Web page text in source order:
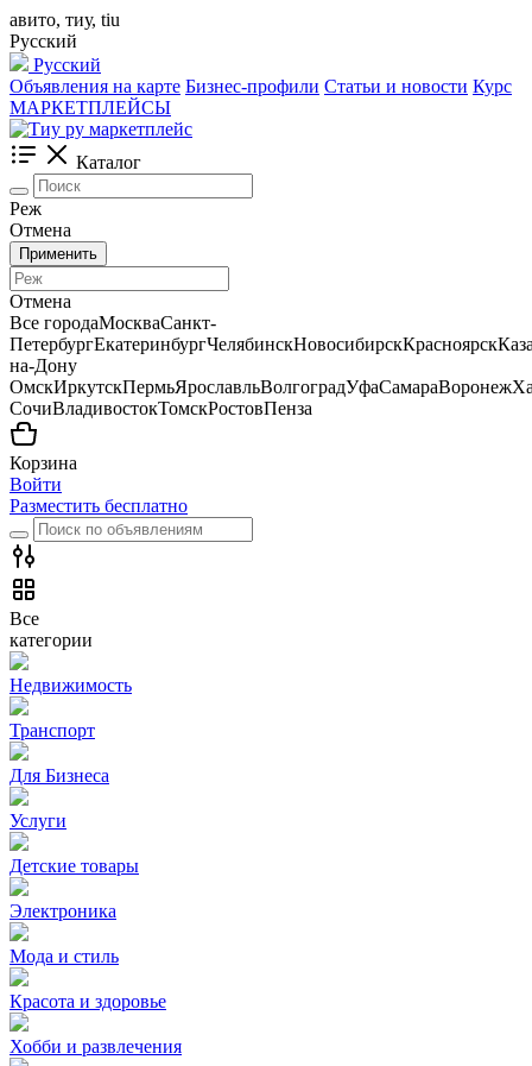
авито, тиу, tiu
Русский
Русский
Объявления на карте Бизнес-профили Статьи и новости Курс
МАРКЕТПЛЕЙСЫ
Каталог
Реж
Отмена
Применить
Отмена
Все городаМоскваСанкт-
ПетербургЕкатеринбургЧелябинскНовосибирскКрасноярск
на-Дону
ОмскИркутскПермьЯрославльВолгоградУфаСамараВоронеж
СочиВладивостокТомскРостовПенза
Корзина
Войти
Разместить бесплатно
Все
категории
Недвижимость
Транспорт
Для Бизнеса
Услуги
Детские товары
Электроника
Мода и стиль
Красота и здоровье
Хобби и развлечения